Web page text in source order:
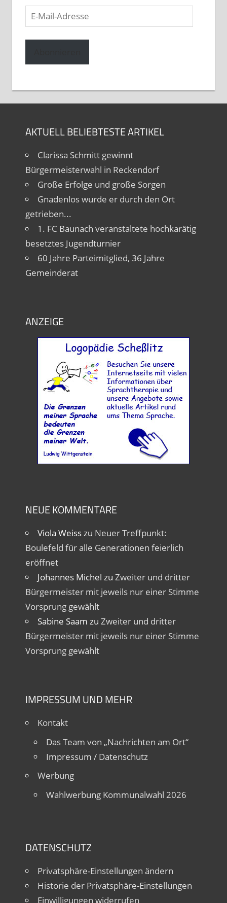
E-
Mail-
Adresse
AKTUELL BELIEBTESTE ARTIKEL
Clarissa Schmitt gewinnt
Bürgermeisterwahl in Reckendorf
Große Erfolge und große Sorgen
Gnadenlos wurde er durch den Ort
getrieben...
1. FC Baunach veranstaltete hochkarätig
besetztes Jugendturnier
60 Jahre Parteimitglied, 36 Jahre
Gemeinderat
ANZEIGE
NEUE KOMMENTARE
Viola Weisszu Neuer Treffpunkt:
Boulefeld für alle Generationen feierlich
eröffnet
Johannes Michel zu Zweiter und dritter
Bürgermeister mit jeweils nur einer Stimme
Vorsprung gewählt
Sabine Saam zu Zweiter und dritter
Bürgermeister mit jeweils nur einer Stimme
Vorsprung gewählt
IMPRESSUM UND MEHR
Kontakt
Das Team von „Nachrichten am Ort“
Impressum / Datenschutz
Werbung
Wahlwerbung Kommunalwahl 2026
DATENSCHUTZ
Privatsphäre-Einstellungen ändern
Historie der Privatsphäre-Einstellungen
Einwilligungen widerrufen